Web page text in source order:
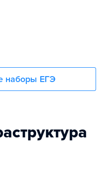
наборы ЕГЭ